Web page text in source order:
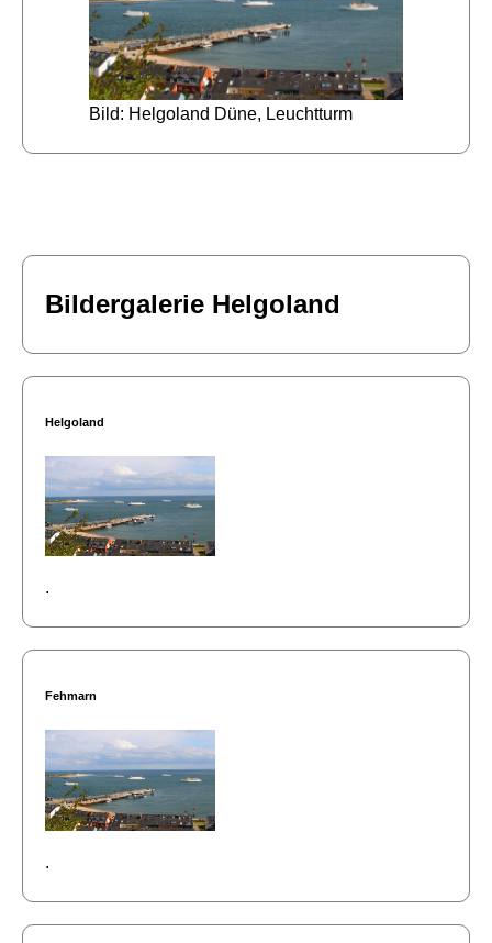
Bild: Helgoland Düne, Leuchtturm
Bildergalerie Helgoland
Helgoland
.
Fehmarn
.